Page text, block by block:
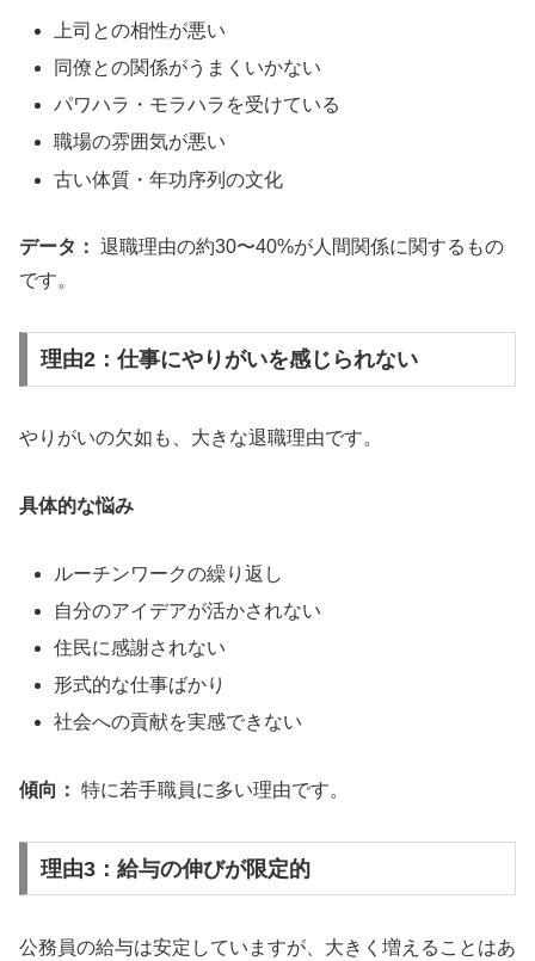
上司との相性が悪い
同僚との関係がうまくいかない
パワハラ・モラハラを受けている
職場の雰囲気が悪い
古い体質・年功序列の文化
データ： 退職理由の約30〜40%が人間関係に関するもの
です。
理由2：仕事にやりがいを感じられない
やりがいの欠如も、大きな退職理由です。
具体的な悩み
ルーチンワークの繰り返し
自分のアイデアが活かされない
住民に感謝されない
形式的な仕事ばかり
社会への貢献を実感できない
傾向： 特に若手職員に多い理由です。
理由3：給与の伸びが限定的
公務員の給与は安定していますが、大きく増えることはあ